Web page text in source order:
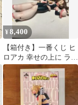
¥8,400
【箱付き】一番くじ ヒ
ロアカ 幸せの上に ラス
トワン賞 お茶子 トガヒ
ミコ